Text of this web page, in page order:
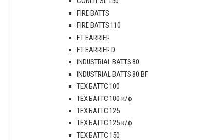
FIRE BATTS
FIRE BATTS 110
FT BARRIER
FT BARRIER D
INDUSTRIAL BATTS 80
INDUSTRIAL BATTS 80 BF
ТЕХ БАТТС 100
ТЕХ БАТТС 100 к/ф
ТЕХ БАТТС 125
ТЕХ БАТТС 125 к/ф
ТЕХ БАТТС 150